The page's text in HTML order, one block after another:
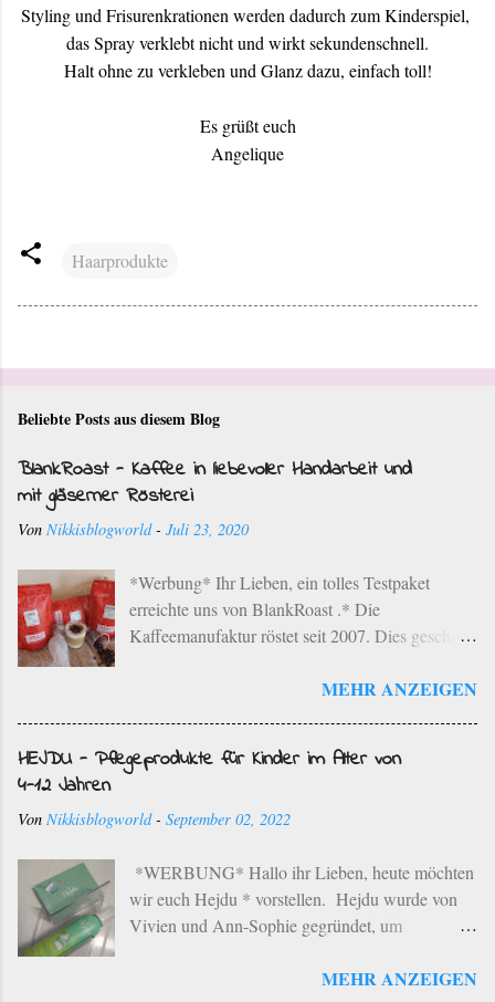
Styling und Frisurenkrationen werden dadurch zum Kinderspiel,
das Spray verklebt nicht und wirkt sekundenschnell.
Halt ohne zu verkleben und Glanz dazu, einfach toll!
Es grüßt euch
Angelique
Haarprodukte
Beliebte Posts aus diesem Blog
BlankRoast - Kaffee in liebevoller Handarbeit und
mit gläserner Rösterei
Von Nikkisblogworld - Juli 23, 2020
*Werbung* Ihr Lieben, ein tolles Testpaket
erreichte uns von BlankRoast .* Die
Kaffeemanufaktur röstet seit 2007. Dies geschieht
Provenienzen der besten Anbaugebiete der Erde
einem schonenden Langzeit-Röstverfahren unter
geröstet werden. Die Kaffeemanufaktur hat ihren
Aromen der jeweiligen Bohnen werden in
liebevoller Handarbeit herausgearbeitet. Der
Familienbetrieb betreibt eine sortenreine Röstung
im Geschmack wider. Die Rösterei hat noch eine
MEHR ANZEIGEN
HEJDU - Pflegeprodukte für Kinder im Alter von
4-12 Jahren
Von Nikkisblogworld - September 02, 2022
*WERBUNG* Hallo ihr Lieben, heute möchten
wir euch Hejdu * vorstellen. Hejdu wurde von
Vivien und Ann-Sophie gegründet, um
und 12 Jahren herzustellen. Es gibt unzählige
MEHR ANZEIGEN